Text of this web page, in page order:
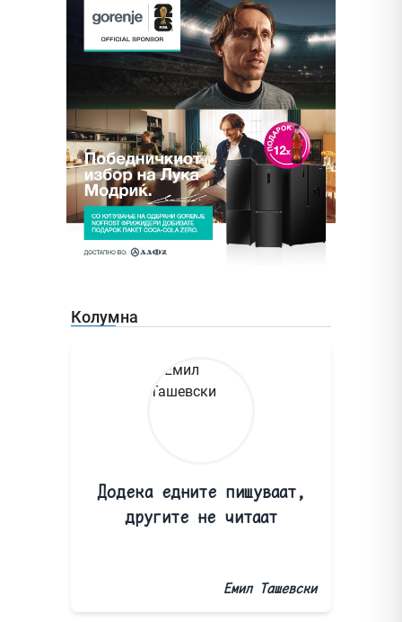
Колумна
Додека едните пишуваат,
другите не читаат
Емил Ташевски